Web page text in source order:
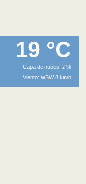
19 °C
Capa de nubes: 2 %
Viento: WSW 8 km/h